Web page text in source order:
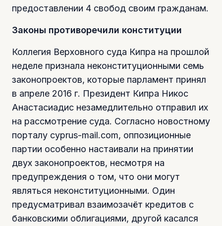
предоставлении 4 свобод своим гражданам.
Законы противоречили конституции
Коллегия Верховного суда Кипра на прошлой
неделе признала неконституционными семь
законопроектов, которые парламент принял
в апреле 2016 г. Президент Кипра Никос
Анастасиадис незамедлительно отправил их
на рассмотрение суда. Согласно новостному
порталу cyprus-mail.com, оппозиционные
партии особенно настаивали на принятии
двух законопроектов, несмотря на
предупреждения о том, что они могут
являться неконституционными. Один
предусматривал взаимозачёт кредитов с
банковскими облигациями, другой касался